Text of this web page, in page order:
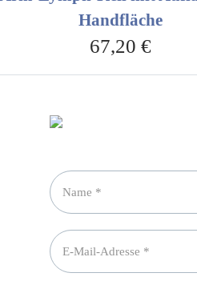
Handfläche
67,20€